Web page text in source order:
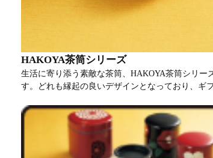
HAKOYA茶筒シリーズ
生活に寄り添う素敵な茶筒、HAKOYA茶筒シリー
す。どれも縁起の良いデザインとなっており、ギ